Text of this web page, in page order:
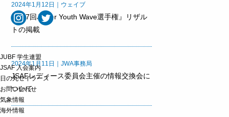
JUBF 学生連盟
JSAF 入会案内
日の丸セイラーズ
お問い合わせ
気象情報
海外情報
2024年1月12日｜ウェイブ
『第7回Junior Youth Wave選手権』リザル
トの掲載
2024年1月11日｜JWA事務局
JSAFレディース委員会主催の情報交換会に
ついて